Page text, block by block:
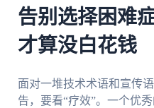
告别选择困难
才算没白花钱
面对一堆技术术语和宣传
告，要看“疗效”。一个优